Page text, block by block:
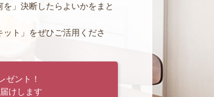
」決断したらよいかをまと
ト」をぜひご活用くださ
ゼント！
けします